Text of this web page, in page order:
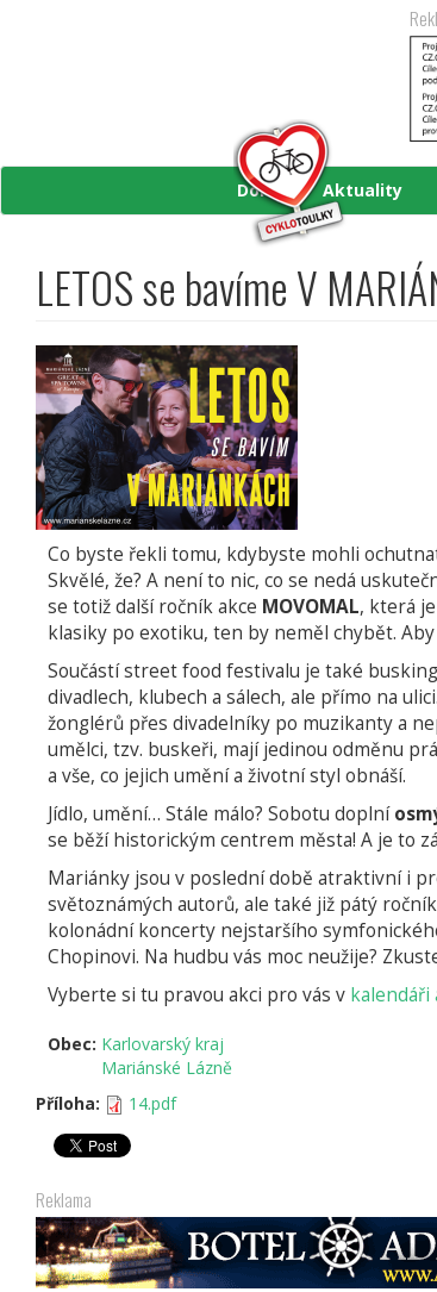
Domů Aktuality
LETOS se bavíme V
Co byste řekli tomu, kdybyste mohli
Skvělé, že? A není to nic, co se nedá
se totiž další ročník akce MOVOMAL, která
klasiky po exotiku, ten by neměl chybět.
Součástí street food festivalu je také
divadlech, klubech a sálech, ale přímo na
žonglérů přes divadelníky po muzikanty a
umělci, tzv. buskeři, mají jedinou odměnu
a vše, co jejich umění a životní styl obnáší.
Jídlo, umění… Stále málo? Sobotu doplní
se běží historickým centrem města! A je to
Mariánky jsou v poslední době atraktivní i
světoznámých autorů, ale také již pátý
kolonádní koncerty nejstaršího
Chopinovi. Na hudbu vás moc neužije?
Vyberte si tu pravou akci pro vás v kalendáři
Obec: Karlovarský kraj
Mariánské Lázně
Příloha:
14.pdf
Reklama